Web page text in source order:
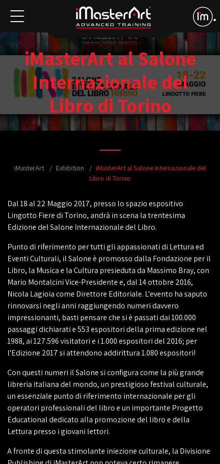
iMasterArt al Salone
Internazionale del
Libro di Torino
iMasterArt Exhibition
iMasterArt al Salone Internazionale del
Libro di Torino
Dal 18 al 22 Maggio 2017, presso lo spazio espositivo
Lingotto Fiere di Torino, andrà in scena la trentesima
Edizione del Salone Internazionale del Libro.
Punto di riferimento per tutti gli appassionati di Lettura ed
Eventi Culturali, il Salone è promosso dalla Fondazione per il
Libro, la Musica e la Cultura presieduta da Massimo Bray, con
Mario Montalcini Vice-Presidente e, dal 14 ottobre 2016,
Nicola Lagioia come Direttore Editoriale. L'evento ha saputo
rinnovarsi negli anni raggiungendo numeri davvero
impressionanti, basti pensare che si è passati dai 100.000
passaggi dichiarati e 553 espositori della prima edizione nel
1988, ai 127.596 visitatori e i 1.000 espositori del 2016; per
l'Edizione 2017 si attendono addirittura 1.080 espositori!
Con questi numeri il Salone si configura come la più grande
libreria italiana del mondo, un prestigioso festival culturale,
un essenziale punto di riferimento internazionale per gli
operatori professionali del libro e un importante Progetto
Educational dedicato alla promozione del libro e della
Lettura presso i giovani lettori.
A fronte di questa stimolante iniezione culturale, la Divisione